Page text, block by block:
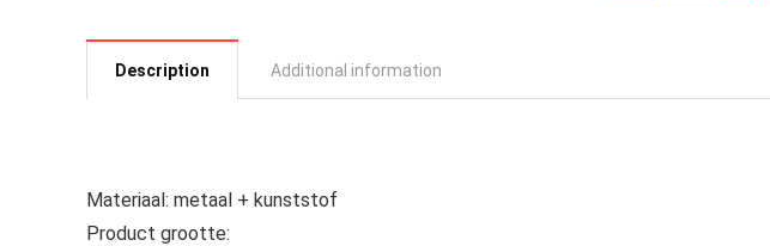
Description Additional information
Materiaal: metaal + kunststof
Product grootte: